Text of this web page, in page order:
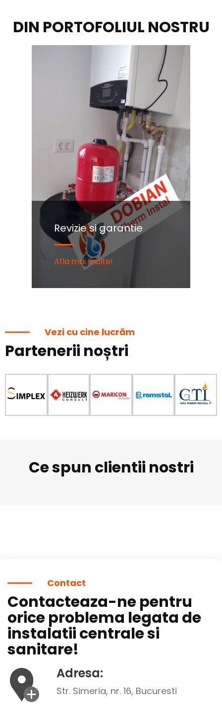
DIN PORTOFOLIUL NOSTRU
Revizie si garantie
Afla mai multe!
Vezi cu cine lucrăm
Partenerii noștri
Ce spun clientii nostri
Contact
Contacteaza-ne pentru
orice problema legata de
instalatii centrale si
sanitare!
Adresa:
Str. Simeria, nr. 16, Bucuresti